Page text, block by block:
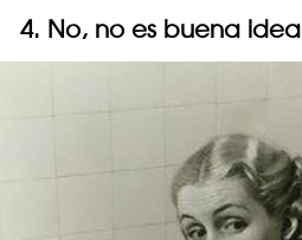
4. No, no es buena idea